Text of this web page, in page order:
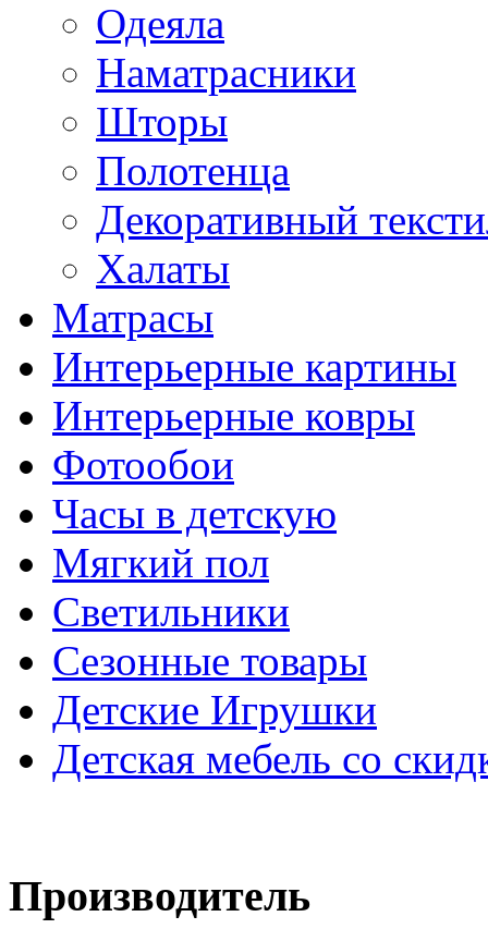
Одеяла
Наматрасники
Шторы
Полотенца
Декоративный
Халаты
Матрасы
Интерьерные картины
Интерьерные ковры
Фотообои
Часы в детскую
Мягкий пол
Светильники
Сезонные товары
Детские Игрушки
Детская мебель со
Производитель